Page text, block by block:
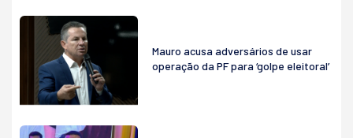
Mauro acusa adversários de usar
operação da PF para ‘golpe eleitoral’